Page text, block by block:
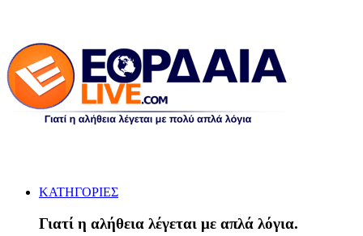
ΚΑΤΗΓΟΡΙΕΣ
Γιατί η αλήθεια λέγεται με απλά λόγια.